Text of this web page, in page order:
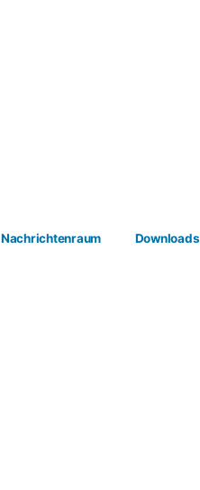
Nachrichtenraum Downloads